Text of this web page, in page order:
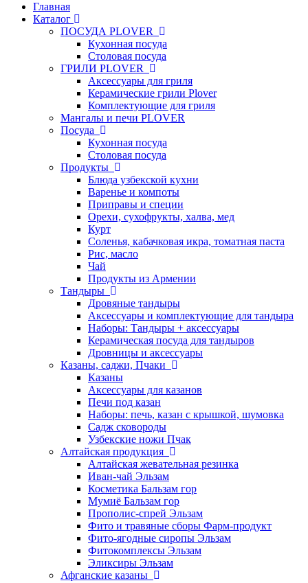
Главная
Каталог
ПОСУДА PLOVER
Кухонная посуда
Столовая посуда
ГРИЛИ PLOVER
Аксессуары для гриля
Керамические грили Plover
Комплектующие для гриля
Мангалы и печи PLOVER
Посуда
Кухонная посуда
Столовая посуда
Продукты
Блюда узбекской кухни
Варенье и компоты
Приправы и специи
Орехи, сухофрукты, халва, мед
Курт
Соленья, кабачковая икра, томатная паста
Рис, масло
Чай
Продукты из Армении
Тандыры
Дровяные тандыры
Аксессуары и комплектующие для тандыра
Наборы: Тандыры + аксессуары
Керамическая посуда для тандыров
Дровницы и аксессуары
Казаны, саджи, Пчаки
Казаны
Аксессуары для казанов
Печи под казан
Наборы: печь, казан с крышкой, шумовка
Садж сковороды
Узбекские ножи Пчак
Алтайская продукция
Алтайская жевательная резинка
Иван-чай Эльзам
Косметика Бальзам гор
Мумиё Бальзам гор
Прополис-спрей Эльзам
Фито и травяные сборы Фарм-продукт
Фито-ягодные сиропы Эльзам
Фитокомплексы Эльзам
Эликсиры Эльзам
Афганские казаны